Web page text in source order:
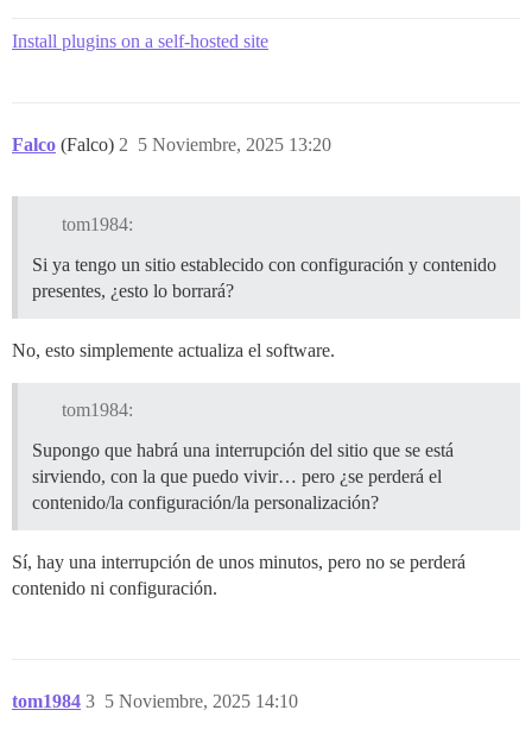
Install plugins on a self-hosted site
Falco (Falco) 5 Noviembre, 2025 13:20
2
tom1984:
Si ya tengo un sitio establecido con configuración y contenido
presentes, ¿esto lo borrará?
No, esto simplemente actualiza el software.
tom1984:
Supongo que habrá una interrupción del sitio que se está
sirviendo, con la que puedo vivir… pero ¿se perderá el
contenido/la configuración/la personalización?
Sí, hay una interrupción de unos minutos, pero no se perderá
contenido ni configuración.
tom1984 5 Noviembre, 2025 14:10
3